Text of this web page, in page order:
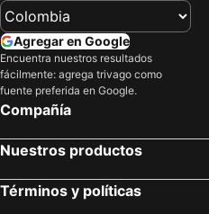
Agregar en Google
Encuentra nuestros resultados
fácilmente: agrega trivago como
fuente preferida en Google.
Compañía
Nuestros productos
Términos y políticas